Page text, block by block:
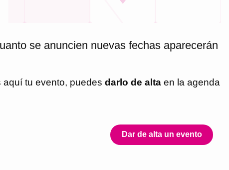
se anuncien nuevas fechas aparecerán
aquí tu evento, puedes darlo de alta en la agenda
Dar de alta un evento